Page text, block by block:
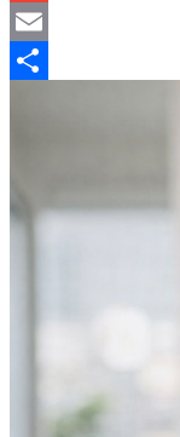
Gmail
Email